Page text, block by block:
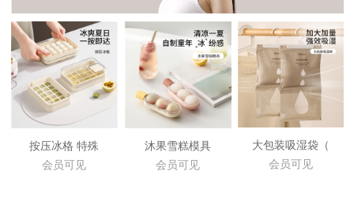
按压冰格 特殊
会员可见
沐果雪糕模具
会员可见
大包装吸湿袋（
会员可见